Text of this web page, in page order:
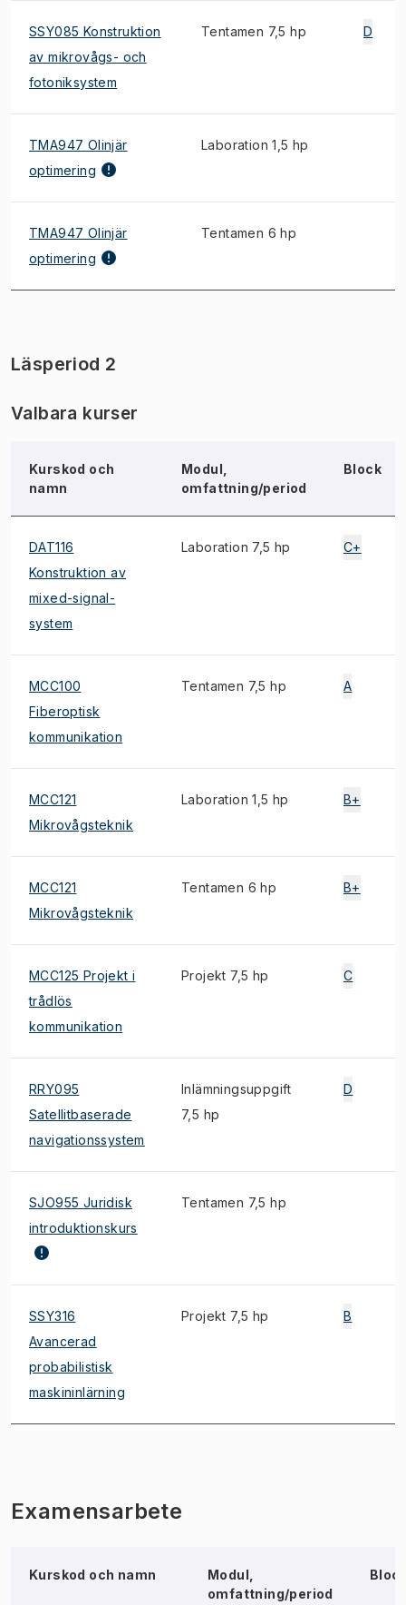
SSY085 Konstruktion
av mikrovågs- och
fotoniksystem
Tentamen 7,5 hp D
TMA947 Olinjär
optimering
Laboration 1,5 hp
TMA947 Olinjär
optimering
Tentamen 6 hp
Läsperiod 2
Valbara kurser
Kurskod och
namn
Modul,
omfattning/period
Block
DAT116
Konstruktion av
mixed-signal-
system
Laboration 7,5 hp C+
MCC100
Fiberoptisk
kommunikation
Tentamen 7,5 hp A
MCC121
Mikrovågsteknik
Laboration 1,5 hp B+
MCC121
Mikrovågsteknik
Tentamen 6 hp B+
MCC125 Projekt i
trådlös
kommunikation
Projekt 7,5 hp C
RRY095
Satellitbaserade
navigationssystem
Inlämningsuppgift
7,5 hp
D
SJO955 Juridisk
introduktionskurs
Tentamen 7,5 hp
SSY316
Avancerad
probabilistisk
maskininlärning
Projekt 7,5 hp B
Examensarbete
Kurskod och namn
Modul,
omfattning/period